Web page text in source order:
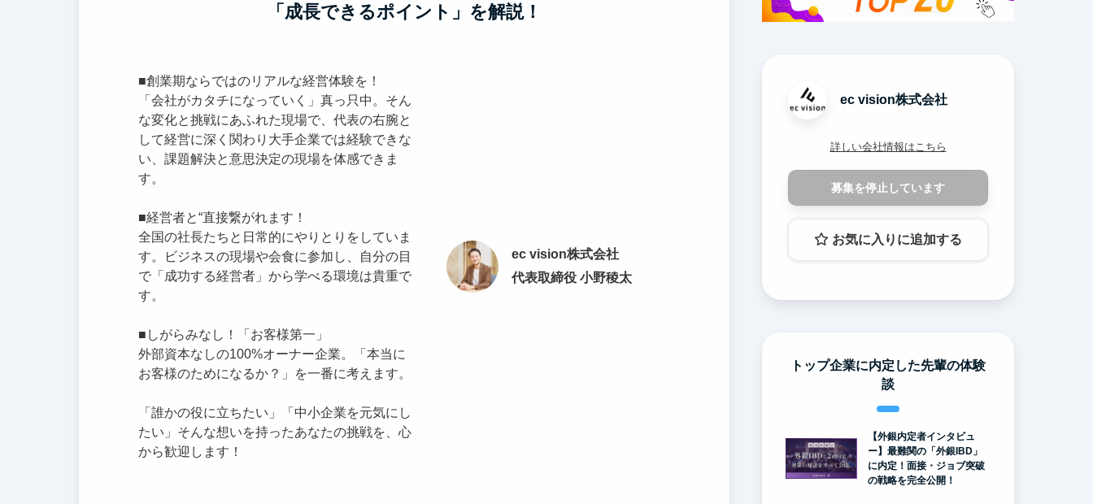
「成長できるポイント」を解説！
ec vision株式会社
代表取締役 小野稜太
■創業期ならではのリアルな経営体験を！
「会社がカタチになっていく」真っ只中。そん
な変化と挑戦にあふれた現場で、代表の右腕と
して経営に深く関わり大手企業では経験できな
い、課題解決と意思決定の現場を体感できま
す。
■経営者と“直接繋がれます！
全国の社長たちと日常的にやりとりをしていま
す。ビジネスの現場や会食に参加し、自分の目
で「成功する経営者」から学べる環境は貴重で
す。
■しがらみなし！「お客様第一」
外部資本なしの100%オーナー企業。「本当に
お客様のためになるか？」を一番に考えます。
「誰かの役に立ちたい」「中小企業を元気にし
たい」そんな想いを持ったあなたの挑戦を、心
から歓迎します！
ec vision株式会社
詳しい会社情報はこちら
募集を停止しています
お気に入りに追加する
トップ企業に内定した先輩の体験
談
【外銀内定者インタビュ
ー】最難関の「外銀IBD」
に内定！面接・ジョブ突破
の戦略を完全公開！